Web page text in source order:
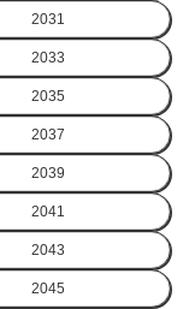
2031
2033
2035
2037
2039
2041
2043
2045